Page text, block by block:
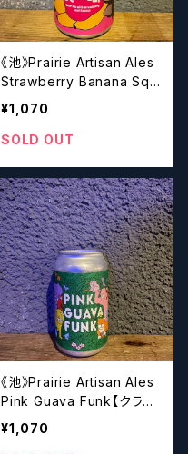
《池》Prairie Artisan Ales
Strawberry Banana Squ
eeze【クラフトビール】
¥1,070
SOLD OUT
《池》Prairie Artisan Ales
Pink Guava Funk【クラフ
トビール】
¥1,070